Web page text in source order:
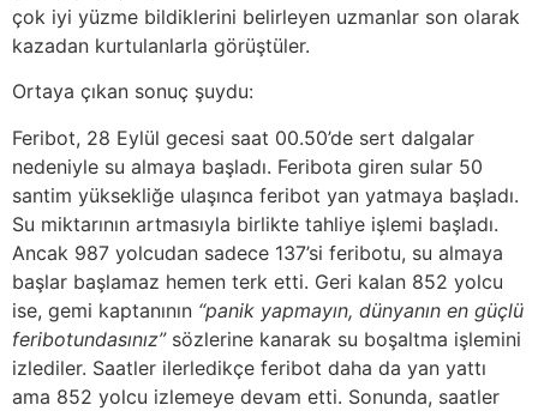
çok iyi yüzme bildiklerini belirleyen uzmanlar son olarak
kazadan kurtulanlarla görüştüler.
Ortaya çıkan sonuç şuydu:
Feribot, 28 Eylül gecesi saat 00.50’de sert dalgalar
nedeniyle su almaya başladı. Feribota giren sular 50
santim yüksekliğe ulaşınca feribot yan yatmaya başladı.
Su miktarının artmasıyla birlikte tahliye işlemi başladı.
Ancak 987 yolcudan sadece 137’si feribotu, su almaya
başlar başlamaz hemen terk etti. Geri kalan 852 yolcu
ise, gemi kaptanının “panik yapmayın, dünyanın en güçlü
feribotundasınız” sözlerine kanarak su boşaltma işlemini
izlediler. Saatler ilerledikçe feribot daha da yan yattı
ama 852 yolcu izlemeye devam etti. Sonunda, saatler